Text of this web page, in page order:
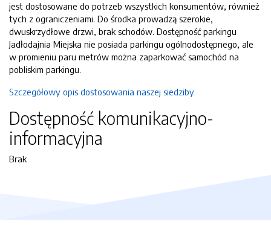
jest dostosowane do potrzeb wszystkich konsumentów, również
tych z ograniczeniami. Do środka prowadzą szerokie,
dwuskrzydłowe drzwi, brak schodów. Dostępność parkingu
Jadłodajnia Miejska nie posiada parkingu ogólnodostępnego, ale
w promieniu paru metrów można zaparkować samochód na
pobliskim parkingu.
Szczegółowy opis dostosowania naszej siedziby
Dostępność komunikacyjno-
informacyjna
Brak